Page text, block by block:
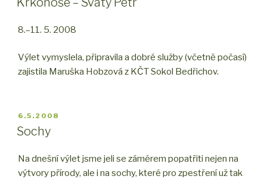
8.–11. 5. 2008
Výlet vymyslela, připravila a dobré služby (včetně počasí)
zajistila Maruška Hobzová z KČT Sokol Bedřichov.
PUBLIKOVÁNO
6.5.2008
Sochy
Na dnešní výlet jsme jeli se záměrem popatřiti nejen na
výtvory přírody, ale i na sochy, které pro zpestření už tak